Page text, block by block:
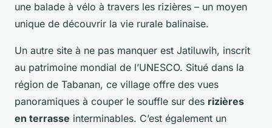
une balade à vélo à travers les rizières – un moyen
unique de découvrir la vie rurale balinaise.
Un autre site à ne pas manquer est Jatiluwih, inscrit
au patrimoine mondial de l’UNESCO. Situé dans la
région de Tabanan, ce village offre des vues
panoramiques à couper le souffle sur des rizières
en terrasse interminables. C’est également un